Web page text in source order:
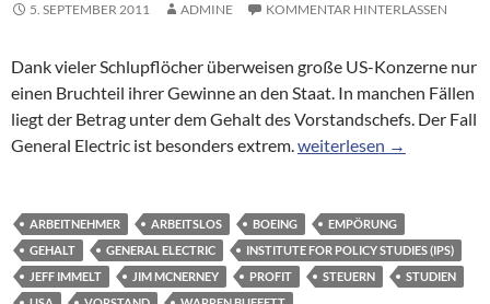
5. SEPTEMBER 2011 ADMINE KOMMENTAR HINTERLASSEN
Dank vieler Schlupflöcher überweisen große US-Konzerne nur
einen Bruchteil ihrer Gewinne an den Staat. In manchen Fällen
liegt der Betrag unter dem Gehalt des Vorstandschefs. Der Fall
General Electric ist besonders extrem.Studie: US-Konzerne
weiterlesen →
ARBEITNEHMER ARBEITSLOS BOEING
EMPÖRUNG
GEHALT
GENERAL ELECTRIC
INSTITUTE FOR POLICY STUDIES (IPS)
JEFF IMMELT
JIM MCNERNEY PROFIT STEUERN
STUDIEN